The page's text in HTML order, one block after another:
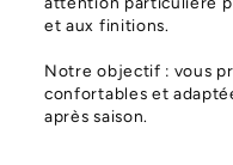
et aux finitions.
Notre objectif : vous
confortables et
après saison.